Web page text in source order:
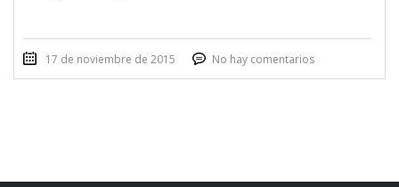
17 de noviembre de 2015 No hay comentarios